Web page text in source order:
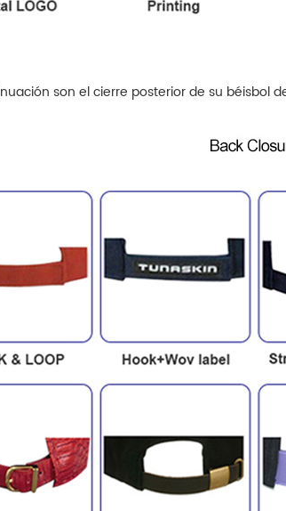
son el cierre posterior de su béisbol